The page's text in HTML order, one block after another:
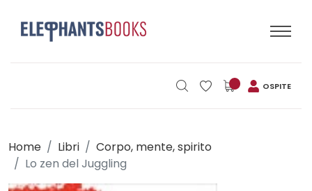
OSPITE
Home Libri
Corpo, mente, spirito
Lo zen del Juggling